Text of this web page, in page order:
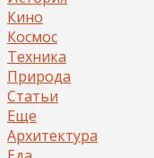
Кино
Космос
Техника
Природа
Статьи
Еще
Архитектура